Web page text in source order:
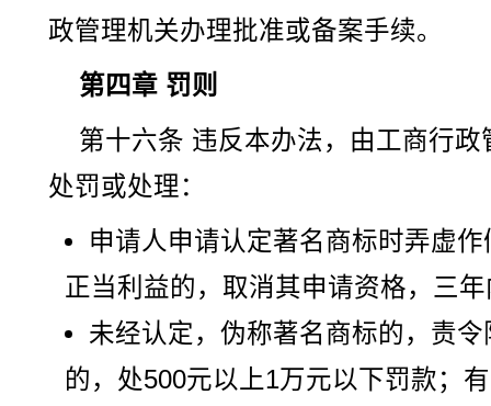
政管理机关办理批准或备案手续。
第四章 罚则
第十六条 违反本办法，由工商行
处罚或处理：
申请人申请认定著名商标时弄虚
正当利益的，取消其申请资格，三
未经认定，伪称著名商标的，责
的，处500元以上1万元以下罚款；